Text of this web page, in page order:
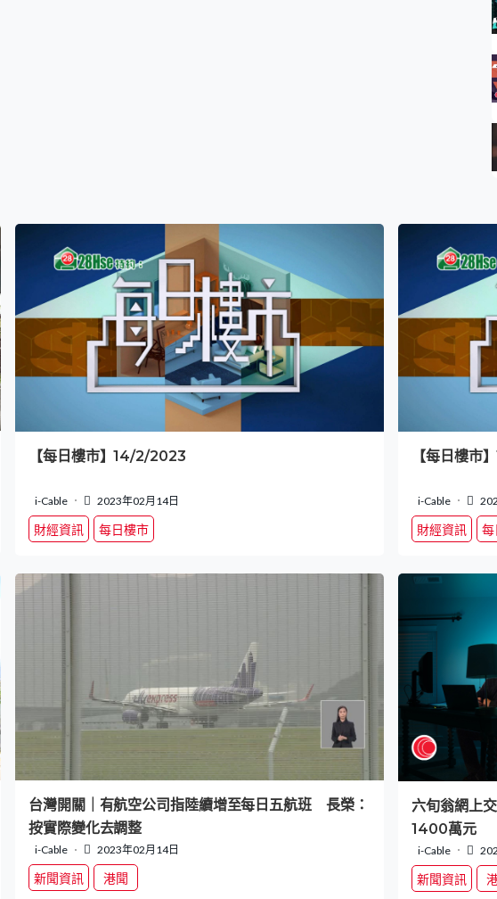
【每日樓市】14/2/2023
i-Cable 2023年02月14日
財經資訊 每日樓市
【每日樓市
i-Cable
財經資訊 每
台灣開關｜有航空公司指陸續增至每日五航班 長榮：
按實際變化去調整
i-Cable 2023年02月14日
新聞資訊 港聞
六旬翁網上
1400萬元
i-Cable
新聞資訊